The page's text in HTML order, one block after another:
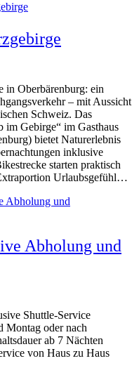
in Oberbärenburg: ein
– mit Aussicht
Schweiz. Das
im Gebirge“ im Gasthaus
bietet Naturerlebnis
inklusive
starten praktisch
Urlaubsgefühl…
Abholung und
Shuttle-Service
Montag oder nach
ab 7 Nächten
von Haus zu Haus